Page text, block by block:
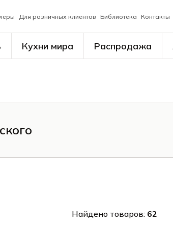
Для розничных клиентов Библиотека Контакты
Кухни мира Распродажа
Найдено товаров: 62